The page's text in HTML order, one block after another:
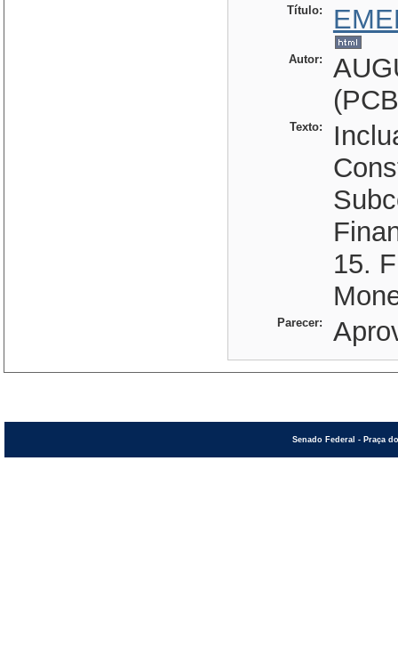
Título:
Autor:
Texto:
15.
Parecer:
Senado Federal - Praça